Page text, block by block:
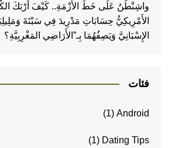
واشِنْطُنُ عَلَى خَطِّ الأَزْمَةِ.. كَيْفَ أَرْبَكَ
الأَمْرِيكِيُّ حِسَابَاتِ مَدْرِيدَ فِي سَبْتَةَ
الإِسْبَانِيَّ وَيَصِفُهُمَا بِـ”الأَرَاضِي المَغْرِبِيَّةِ؟
فئات
Android
(1)
Dating Tips
(1)